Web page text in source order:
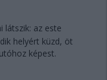
látszik: az este
helyért küzd, öt
képest.